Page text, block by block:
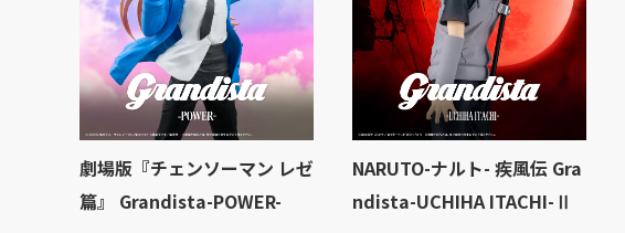
劇場版『チェンソーマン レゼ
篇』 Grandista-POWER-
NARUTO-ナルト- 疾風伝 Gra
ndista-UCHIHA ITACHI-Ⅱ